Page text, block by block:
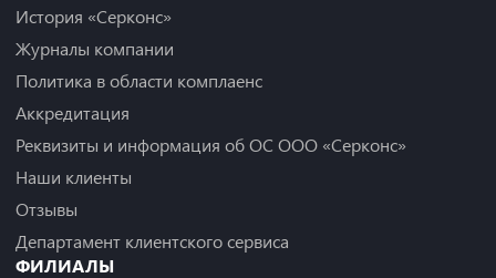
История «Серконс»
Журналы компании
Политика в области комплаенс
Аккредитация
Реквизиты и информация об ОС ООО «Серконс»
Наши клиенты
Отзывы
Департамент клиентского сервиса
ФИЛИАЛЫ